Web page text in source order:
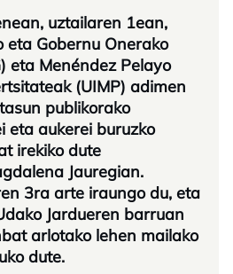
uztailaren 1ean,
eta Gobernu Onerako
eta Menéndez Pelayo
(UIMP) adimen
publikorako
eta aukerei buruzko
irekiko dute
Jauregian.
3ra arte iraungo du, eta
Jardueren barruan
arlotako lehen mailako
dute.